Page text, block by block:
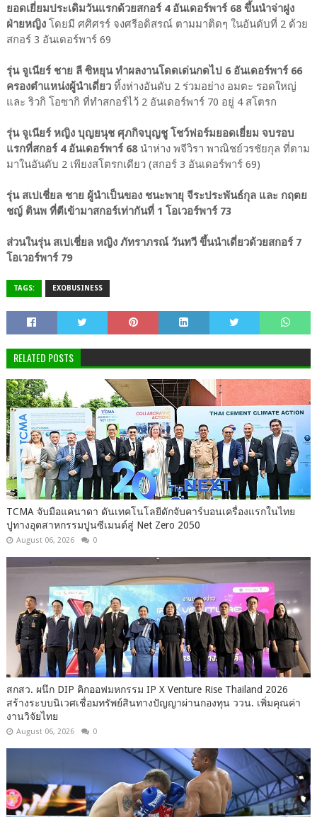
ยอดเยี่ยมประเดิมวันแรกด้วยสกอร์ 4 อันเดอร์พาร์ 68 ขึ้นนำจ่าฝูง
ฝ่ายหญิงโดยมี ศศิศรร์ จงศรีอดิสรณ์ ตามมาติดๆ ในอันดับที่ 2 ด้วย
สกอร์ 3 อันเดอร์พาร์ 69
รุ่น จูเนียร์ ชาย ลี ซิหยุน ทำผลงานโดดเด่นกดไป 6 อันเดอร์พาร์ 66
ครองตำแหน่งผู้นำเดี่ยวทิ้งห่างอันดับ 2 ร่วมอย่าง อมตะ รอดใหญ่
และ ริวกิ โอซากิ ที่ทำสกอร์ไว้ 2 อันเดอร์พาร์ 70 อยู่ 4 สโตรก
รุ่น จูเนียร์ หญิง บุญยนุช ศุภกิจบุญชู โชว์ฟอร์มยอดเยี่ยม จบรอบ
แรกที่สกอร์ 4 อันเดอร์พาร์ 68นำห่าง พจีวิรา พาณิชย์วรชัยกุล ที่ตาม
มาในอันดับ 2 เพียงสโตรกเดียว (สกอร์ 3 อันเดอร์พาร์ 69)
รุ่น สเปเชี่ยล ชาย ผู้นำเป็นของ ชนะพายุ จีระประพันธ์กุล และ กฤตย
ชญ์ ตินพ ที่ตีเข้ามาสกอร์เท่ากันที่ 1 โอเวอร์พาร์ 73
ส่วนในรุ่น สเปเชี่ยล หญิง ภัทราภรณ์ วันทวี ขึ้นนำเดี่ยวด้วยสกอร์ 7
โอเวอร์พาร์ 79
TAGS: EXOBUSINESS
RELATED POSTS
TCMA จับมือแคนาดา ดันเทคโนโลยีดักจับคาร์บอนเครื่องแรกในไทย
ปูทางอุตสาหกรรมปูนซีเมนต์สู่ Net Zero 2050
August 06, 2026 0
สกสว. ผนึก DIP คิกออฟมหกรรม IP X Venture Rise Thailand 2026
สร้างระบบนิเวศเชื่อมทรัพย์สินทางปัญญาผ่านกองทุน ววน. เพิ่มคุณค่า
งานวิจัยไทย
August 06, 2026 0